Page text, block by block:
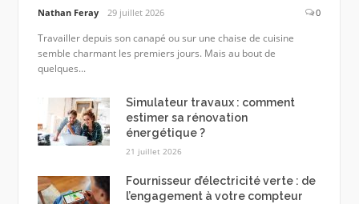
Nathan Feray 29 juillet 2026 0
Travailler depuis son canapé ou sur une chaise de cuisine
semble charmant les premiers jours. Mais au bout de
quelques...
Simulateur travaux : comment
estimer sa rénovation
énergétique ?
21 juillet 2026
Fournisseur d’électricité verte : de
l’engagement à votre compteur